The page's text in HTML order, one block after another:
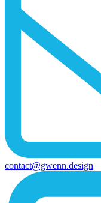
contact@gwenn.design